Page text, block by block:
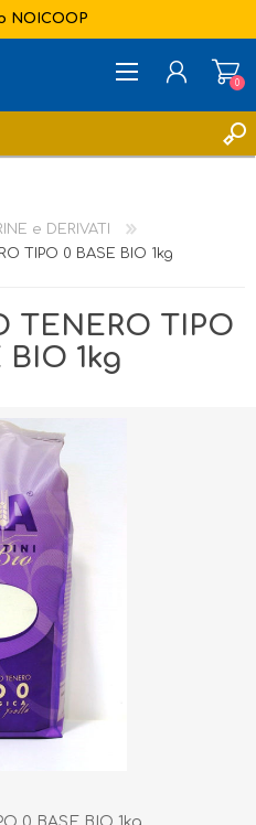
NOICOOP
0
e DERIVATI
TIPO 0 BASE BIO 1kg
TENERO TIPO
BIO 1kg